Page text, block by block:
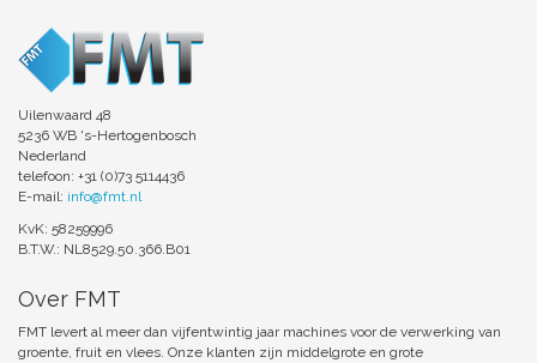
Uilenwaard 48
5236 WB 's-Hertogenbosch
Nederland
telefoon: +31 (0)73 5114436
E-mail: info@fmt.nl
KvK: 58259996
B.T.W.: NL8529.50.366.B01
Over FMT
FMT levert al meer dan vijfentwintig jaar machines voor de verwerking van
groente, fruit en vlees. Onze klanten zijn middelgrote en grote